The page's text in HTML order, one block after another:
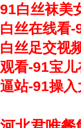
91白丝袜美
白丝在线看-
白丝足交视
观看-91宝
逼站-91操